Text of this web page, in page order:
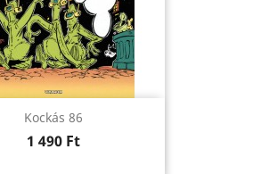
Kockás 86
Ár
1 490 Ft